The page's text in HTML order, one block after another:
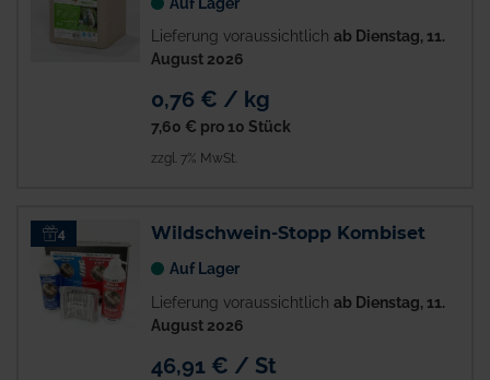
Lieferung voraussichtlich ab Dienstag, 11.
August 2026
0,76 € / kg
7,60 € pro 10 Stück
zzgl. 7% MwSt.
4 Wildschwein-Stopp Kombiset
Auf Lager
Lieferung voraussichtlich ab Dienstag, 11.
August 2026
46,91 € / St